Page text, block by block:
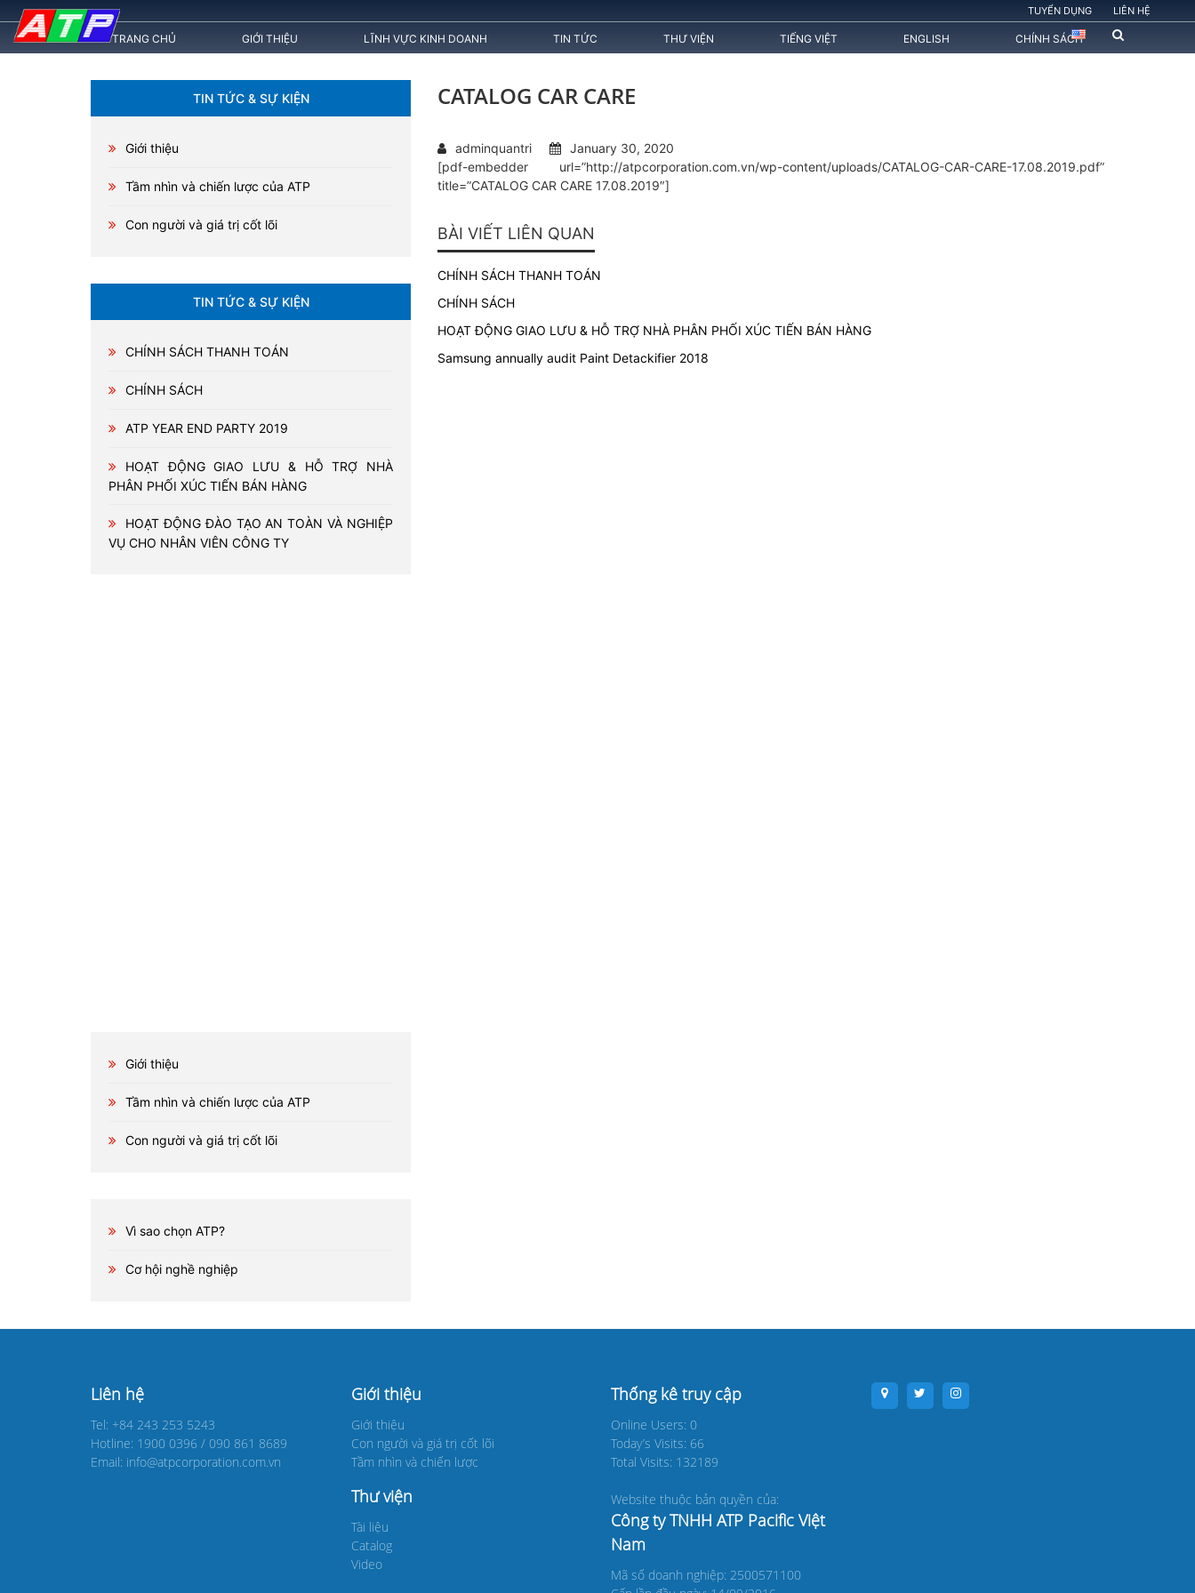
TUYỂN DỤNG LIÊN HỆ
TRANG CHỦ GIỚI THIỆU LĨNH VỰC KINH DOANH TIN TỨC THƯ VIỆN TIẾNG VIỆT ENGLISH CHÍNH SÁCH
TIN TỨC & SỰ KIỆN
Giới thiệu
Tầm nhìn và chiến lược của ATP
Con người và giá trị cốt lõi
TIN TỨC & SỰ KIỆN
CHÍNH SÁCH THANH TOÁN
CHÍNH SÁCH
ATP YEAR END PARTY 2019
HOẠT ĐỘNG GIAO LƯU & HỖ TRỢ NHÀ
PHÂN PHỐI XÚC TIẾN BÁN HÀNG
HOẠT ĐỘNG ĐÀO TẠO AN TOÀN VÀ NGHIỆP
VỤ CHO NHÂN VIÊN CÔNG TY
Giới thiệu
Tầm nhìn và chiến lược của ATP
Con người và giá trị cốt lõi
Vì sao chọn ATP?
Cơ hội nghề nghiệp
CATALOG CAR CARE
adminquantri
January 30, 2020
[pdf-embedder url=”http://atpcorporation.com.vn/wp-content/uploads/CATALOG-CAR-CARE-17.08.2019.pdf”
title=”CATALOG CAR CARE 17.08.2019″]
BÀI VIẾT LIÊN QUAN
CHÍNH SÁCH THANH TOÁN
CHÍNH SÁCH
HOẠT ĐỘNG GIAO LƯU & HỖ TRỢ NHÀ PHÂN PHỐI XÚC TIẾN BÁN HÀNG
Samsung annually audit Paint Detackifier 2018
Liên hệ
Tel: +84 243 253 5243
Hotline: 1900 0396 / 090 861 8689
Email: info@atpcorporation.com.vn
Giới thiệu
Giới thiệu
Con người và giá trị cốt lõi
Tầm nhìn và chiến lược
Thư viện
Tài liệu
Catalog
Video
Thống kê truy cập
Online Users: 0
Today’s Visits: 66
Total Visits: 132189
Website thuộc bản quyền của:
Công ty TNHH ATP Pacific Việt
Nam
Mã số doanh nghiệp: 2500571100